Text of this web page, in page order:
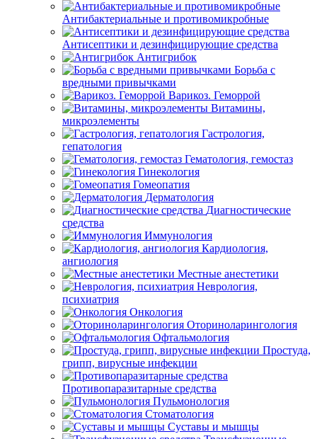
Антибактериальные и противомикробные
Антисептики и дезинфицирующие средства
Антигрибок
Борьба с
вредными привычками
Варикоз. Геморрой
Витамины,
микроэлементы
Гастрология,
гепатология
Гематология, гемостаз
Гинекология
Гомеопатия
Дерматология
Диагностические
средства
Иммунология
Кардиология,
ангиология
Местные анестетики
Неврология,
психиатрия
Онкология
Оториноларингология
Офтальмология
Простуда,
грипп, вирусные инфекции
Противопаразитарные средства
Пульмонология
Стоматология
Суставы и мышцы